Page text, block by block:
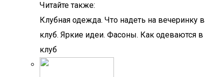
Читайте также:
Клубная одежда. Что надеть на вечеринку в
клуб. Яркие идеи. Фасоны. Как одеваются в
клуб